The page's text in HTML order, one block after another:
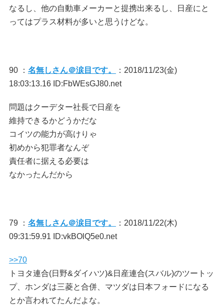
なるし、他の自動車メーカーと提携出来るし、日産にと
ってはプラス材料が多いと思うけどな。
90 ： 名無しさん＠涙目です。
：2018/11/23(金)
18:03:13.16 ID:FbWEsGJ80.net
問題はクーデター社長で日産を
維持できるかどうかだな
コイツの能力が高けりゃ
初めから犯罪者なんぞ
責任者に据える必要は
なかったんだから
79 ： 名無しさん＠涙目です。
：2018/11/22(木)
09:31:59.91 ID:vkBOlQ5e0.net
>>70
トヨタ連合(日野&ダイハツ)&日産連合(スバル)のツートッ
プ、ホンダは三菱と合併、マツダは日本フォードになる
とか言われてたんだよな。